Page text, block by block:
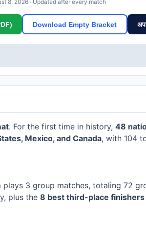
8, 2026 · Updated after every match
Download Empty Bracket
. For the first time in history, 48
Mexico, and Canada, with 104
plays 3 group matches, totaling 72
plus the 8 best third-place finishers